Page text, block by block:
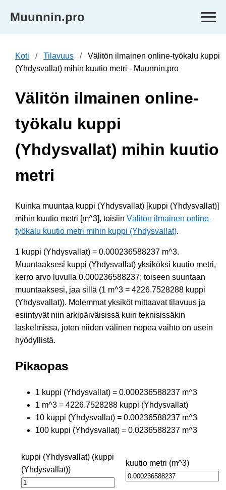
Muunnin.pro
Koti Tilavuus
Välitön ilmainen online-työkalu kuppi
(Yhdysvallat) mihin kuutio metri - Muunnin.pro
Välitön ilmainen online-
työkalu kuppi
(Yhdysvallat) mihin kuutio
metri
Kuinka muuntaa kuppi (Yhdysvallat) [kuppi (Yhdysvallat)]
mihin kuutio metri [m^3], toisiin Välitön ilmainen online-
työkalu kuutio metri mihin kuppi (Yhdysvallat).
1 kuppi (Yhdysvallat) = 0.000236588237 m^3.
Muuntaaksesi kuppi (Yhdysvallat) yksiköksi kuutio metri,
kerro arvo luvulla 0.000236588237; toiseen suuntaan
muuntaaksesi, jaa sillä (1 m^3 = 4226.7528288 kuppi
(Yhdysvallat)). Molemmat yksiköt mittaavat tilavuus ja
esiintyvät niin arkipäiväisissä kuin teknisissäkin
laskelmissa, joten niiden välinen nopea vaihto on usein
hyödyllistä.
Pikaopas
1 kuppi (Yhdysvallat) = 0.000236588237 m^3
1 m^3 = 4226.7528288 kuppi (Yhdysvallat)
10 kuppi (Yhdysvallat) = 0.00236588237 m^3
100 kuppi (Yhdysvallat) = 0.0236588237 m^3
kuppi (Yhdysvallat) (kuppi
(Yhdysvallat))
kuutio metri (m^3)